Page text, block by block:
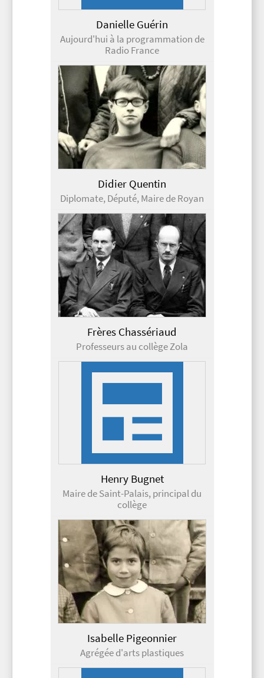
Danielle Guérin
Aujourd'hui à la programmation de
Radio France
Didier Quentin
Diplomate, Député, Maire de Royan
Frères Chassériaud
Professeurs au collège Zola
Henry Bugnet
Maire de Saint-Palais, principal du
collège
Isabelle Pigeonnier
Agrégée d'arts plastiques